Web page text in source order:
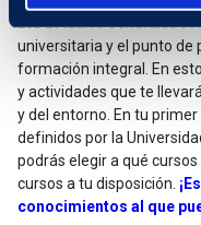
Los Estudios Generales
universitaria y el punto de
formación integral. En
y actividades que te
y del entorno. En tu
definidos por la
podrás elegir a qué
cursos a tu disposición.
conocimientos al que